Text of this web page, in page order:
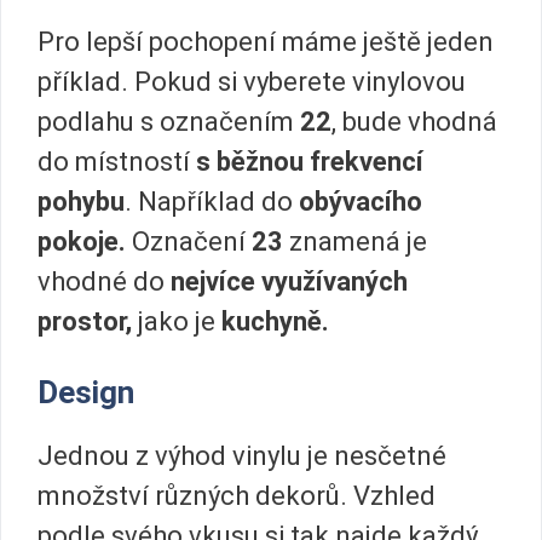
Pro lepší pochopení máme ještě jeden
příklad. Pokud si vyberete vinylovou
podlahu s označením 22, bude vhodná
do místností s běžnou frekvencí
pohybu. Například do obývacího
pokoje. Označení 23 znamená je
vhodné do nejvíce využívaných
prostor, jako je kuchyně.
Design
Jednou z výhod vinylu je nesčetné
množství různých dekorů. Vzhled